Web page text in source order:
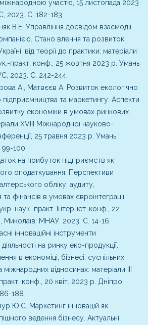
участю, 15 листопада 2023
2023. С. 182-183.
В.Е. Управління досвідом взаємодії
Стано влення та розвиток
від теорії до практики: матеріали
практ. конф., 25 жовтня 2023 р. Умань
2023. С. 242-244.
А., Матвєєв А. Розвиток екологічно
підприємництва та маркетингу. Аспекти
економіки в умовах ринкових
ХVІІI Міжнародної науково-
25 травня 2023 р. Умань :
100.
на прибуток підприємств як
оподаткування. Перспективи
обліку, аудиту,
фінансів в умовах євроінтеграції :
наук–практ. Інтернет-конф., 22
Миколаїв: МНАУ. 2023. С. 14-16.
інноваційні інструменти
на ринку еко-продукції.
в економіці, бізнесі, суспільних
міжнародних відносинах: матеріали ІІІ
конф., 20 квіт. 2023 р. Дніпро:
188
Ю.С. Маркетинг інновацій як
ведення бізнесу. Актуальні